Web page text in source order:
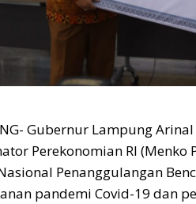
Gubernur Lampung
Perekonomian RI
Penanggulangan
pandemi Covid-19 dan